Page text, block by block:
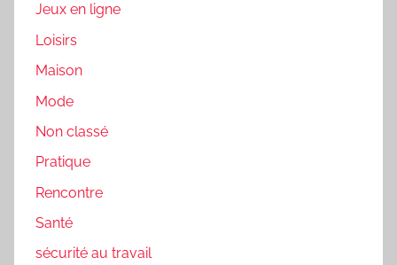
Jeux en ligne
Loisirs
Maison
Mode
Non classé
Pratique
Rencontre
Santé
sécurité au travail